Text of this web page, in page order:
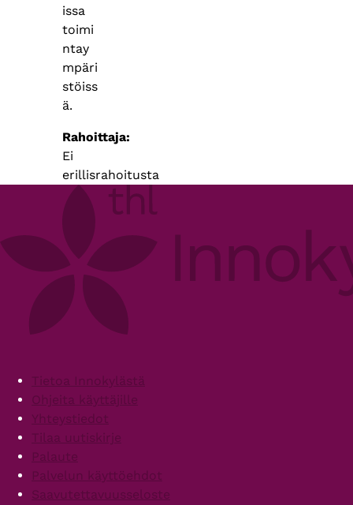
issa
toimi
ntay
mpäri
stöiss
ä.
Rahoittaja
Ei
erillisrahoitusta
FooterTietoa Innokylästä
Ohjeita käyttäjille
Yhteystiedot
Tilaa uutiskirje
Palaute
Palvelun käyttöehdot
Saavutettavuusseloste